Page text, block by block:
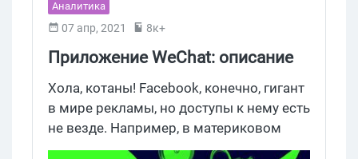
Аналитика
07 апр, 2021 8к+
Приложение WeChat: описание
площадки и ее рекламные
возможности
Хола, котаны! Facebook, конечно, гигант
в мире рекламы, но доступы к нему есть
не везде. Например, в материковом
Китае пользоваться инстой, фб и